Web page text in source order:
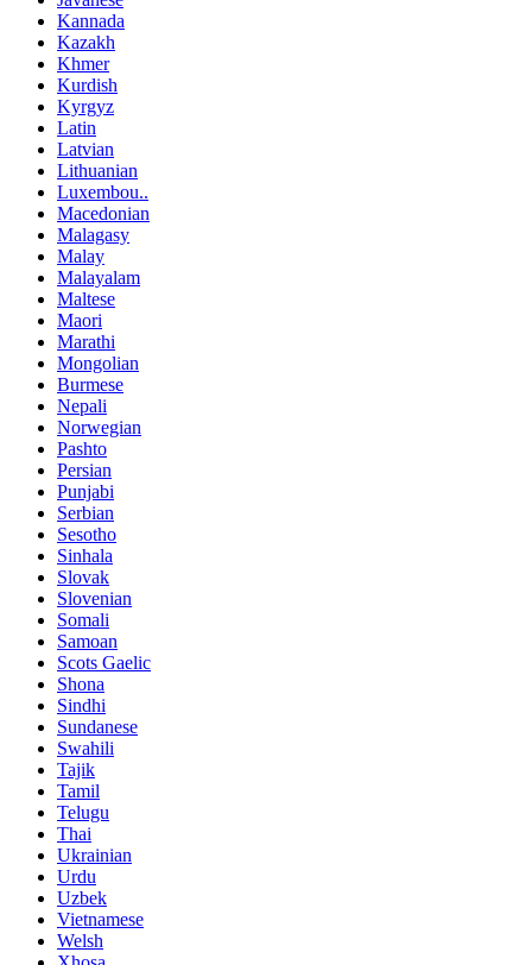
Kannada
Kazakh
Khmer
Kurdish
Kyrgyz
Latin
Latvian
Lithuanian
Luxembou..
Macedonian
Malagasy
Malay
Malayalam
Maltese
Maori
Marathi
Mongolian
Burmese
Nepali
Norwegian
Pashto
Persian
Punjabi
Serbian
Sesotho
Sinhala
Slovak
Slovenian
Somali
Samoan
Scots Gaelic
Shona
Sindhi
Sundanese
Swahili
Tajik
Tamil
Telugu
Thai
Ukrainian
Urdu
Uzbek
Vietnamese
Welsh